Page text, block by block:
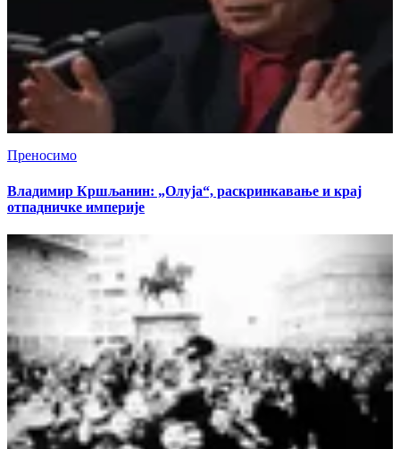
Преносимо
Владимир Кршљанин: „Олуја“, раскринкавање и крај
отпадничке империје